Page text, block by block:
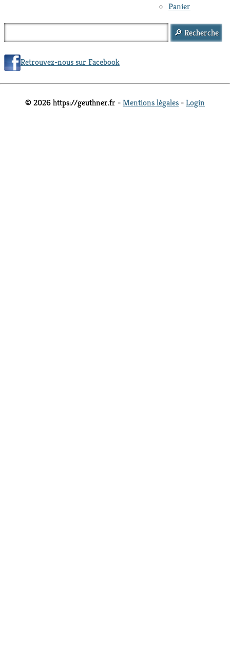
Panier
Retrouvez-nous sur Facebook
© 2026 https://geuthner.fr -Mentions légales -Login